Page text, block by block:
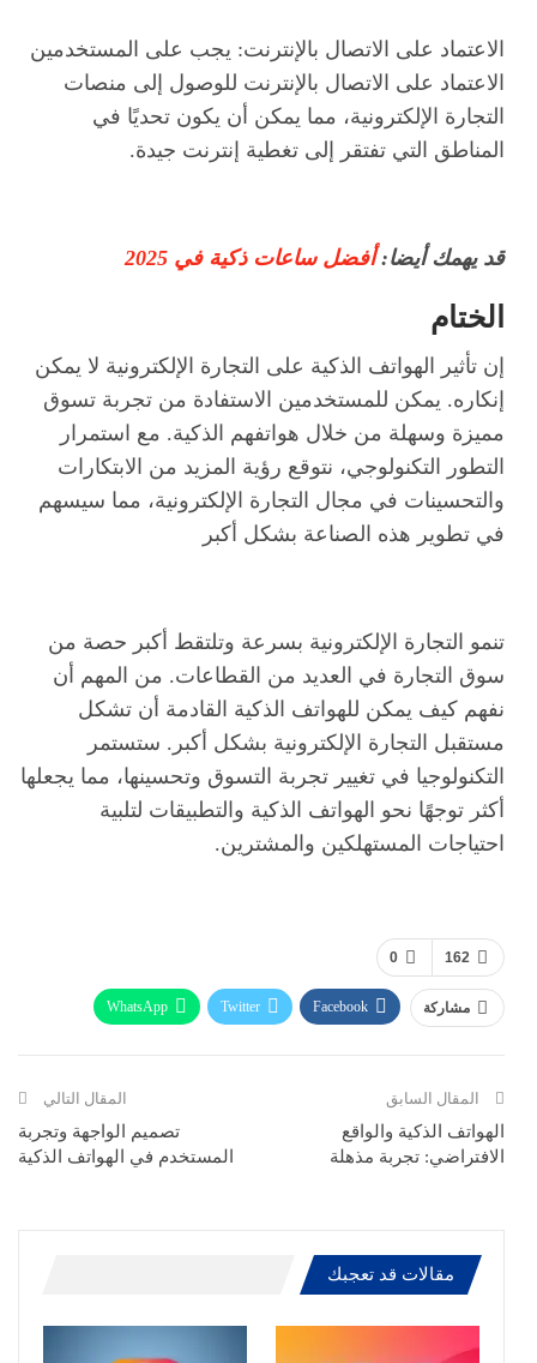
الاعتماد على الاتصال بالإنترنت: يجب على المستخدمين
الاعتماد على الاتصال بالإنترنت للوصول إلى منصات
التجارة الإلكترونية، مما يمكن أن يكون تحديًا في
المناطق التي تفتقر إلى تغطية إنترنت جيدة.
قد يهمك أيضا:أفضل ساعات ذكية في 2025
الختام
إن تأثير الهواتف الذكية على التجارة الإلكترونية لا يمكن
إنكاره. يمكن للمستخدمين الاستفادة من تجربة تسوق
مميزة وسهلة من خلال هواتفهم الذكية. مع استمرار
التطور التكنولوجي، نتوقع رؤية المزيد من الابتكارات
والتحسينات في مجال التجارة الإلكترونية، مما سيسهم
في تطوير هذه الصناعة بشكل أكبر
تنمو التجارة الإلكترونية بسرعة وتلتقط أكبر حصة من
سوق التجارة في العديد من القطاعات. من المهم أن
نفهم كيف يمكن للهواتف الذكية القادمة أن تشكل
مستقبل التجارة الإلكترونية بشكل أكبر. ستستمر
التكنولوجيا في تغيير تجربة التسوق وتحسينها، مما يجعلها
أكثر توجهًا نحو الهواتف الذكية والتطبيقات لتلبية
احتياجات المستهلكين والمشترين.
0 162
مشاركة Facebook
Twitter
WhatsApp
المقال السابق
الهواتف الذكية والواقع
الافتراضي: تجربة مذهلة
المقال التالي
تصميم الواجهة وتجربة
المستخدم في الهواتف الذكية
مقالات قد تعجبك